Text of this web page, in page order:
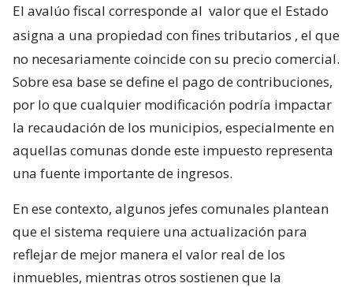
El avalúo fiscal corresponde al valor que el Estado
asigna a una propiedad con fines tributarios , el que
no necesariamente coincide con su precio comercial.
Sobre esa base se define el pago de contribuciones,
por lo que cualquier modificación podría impactar
la recaudación de los municipios, especialmente en
aquellas comunas donde este impuesto representa
una fuente importante de ingresos.
En ese contexto, algunos jefes comunales plantean
que el sistema requiere una actualización para
reflejar de mejor manera el valor real de los
inmuebles, mientras otros sostienen que la